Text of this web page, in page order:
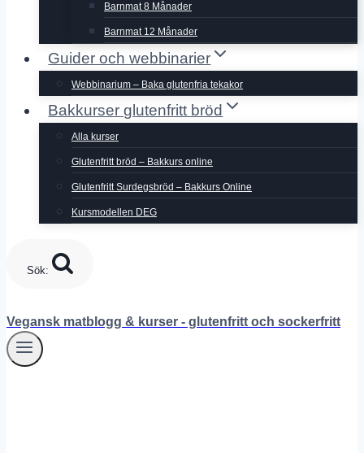
Barnmat 8 Månader
Barnmat 12 Månader
Guider och webbinarier
Webbinarium – Baka glutenfria tekakor
Bakkurser glutenfritt bröd
Alla kurser
Glutenfritt bröd – Bakkurs online
Glutenfritt Surdegsbröd – Bakkurs Online
Kursmodellen DEG
Sök:
Vegansk matblogg & kurser - glutenfritt och sockerfritt